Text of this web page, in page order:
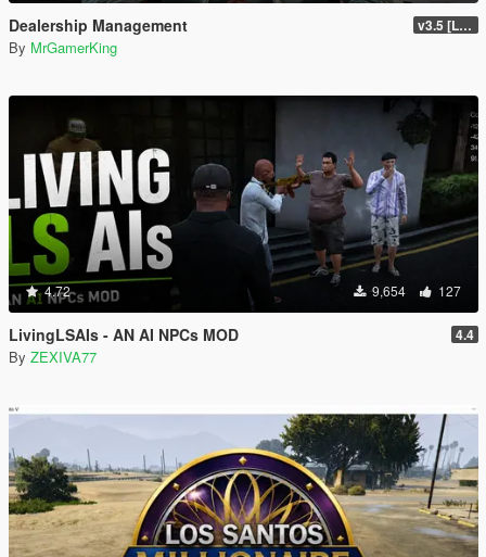
Dealership Management v3.5 [LEGACY / ENHANCED ]
By MrGamerKing
4.72 9,654 127
LivingLSAIs - AN AI NPCs MOD 4.4
By ZEXIVA77